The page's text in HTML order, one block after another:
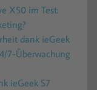
X50 im Test:
dank ieGeek
7-Überwachung
ieGeek S7